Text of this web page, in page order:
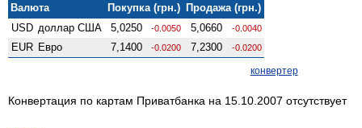
Валюта Покупка (грн.) Продажа (грн.)
USD доллар США 5,0250 -0.0050 5,0660 -0.0040
EUR Евро 7,1400 -0.0200 7,2300 -0.0200
конвертер
Конвертация по картам Приватбанка на 15.10.2007 отсутствует